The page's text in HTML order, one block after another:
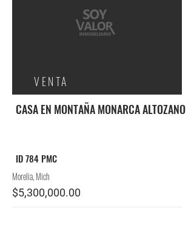
VENTA
CASA EN MONTAÑA MONARCA ALTOZANO
ID 784 PMC
Morelia, Mich
$5,300,000.00